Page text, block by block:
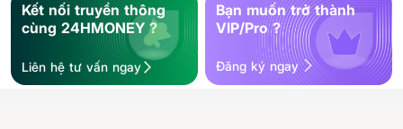
Kết nối truyền thông
cùng 24HMONEY ?
Liên hệ tư vấn ngay
Bạn muốn trở thành
VIP/Pro ?
Đăng ký ngay